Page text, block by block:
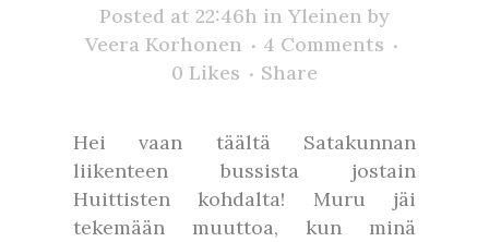
Posted at 22:46h in Yleinen by
Veera Korhonen
4 Comments
0 Likes Share
Hei vaan täältä Satakunnan
liikenteen bussista jostain
Huittisten kohdalta! Muru jäi
tekemään muuttoa, kun minä